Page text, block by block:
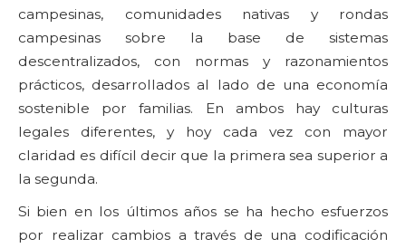
campesinas, comunidades nativas y rondas
campesinas sobre la base de sistemas
descentralizados, con normas y razonamientos
prácticos, desarrollados al lado de una economía
sostenible por familias. En ambos hay culturas
legales diferentes, y hoy cada vez con mayor
claridad es difícil decir que la primera sea superior a
la segunda.
Si bien en los últimos años se ha hecho esfuerzos
por realizar cambios a través de una codificación